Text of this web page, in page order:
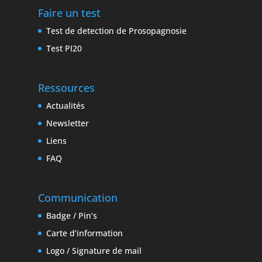
Faire un test
Test de detection de Prosopagnosie
Test PI20
Ressources
Actualités
Newsletter
Liens
FAQ
Communication
Badge / Pin’s
Carte d’information
Logo / Signature de mail